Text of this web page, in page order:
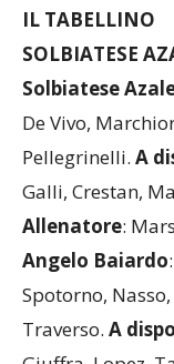
SOLBIATESE
De Vivo,
Pellegrinelli.
A
Galli, Crestan,
Allenatore:
Angelo
Spotorno,
A